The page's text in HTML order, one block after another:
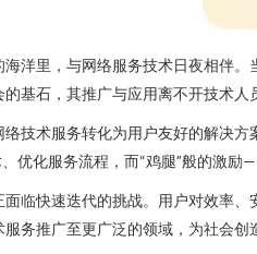
洋里，与网络服务技术日夜相伴
基石，其推广与应用离不开技术
技术服务转化为用户友好的解决
优化服务流程，而“鸡腿”般的激
临快速迭代的挑战。用户对效率
务推广至更广泛的领域，为社会创